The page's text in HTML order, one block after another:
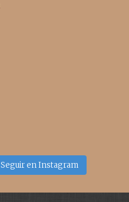
Seguir en Instagram